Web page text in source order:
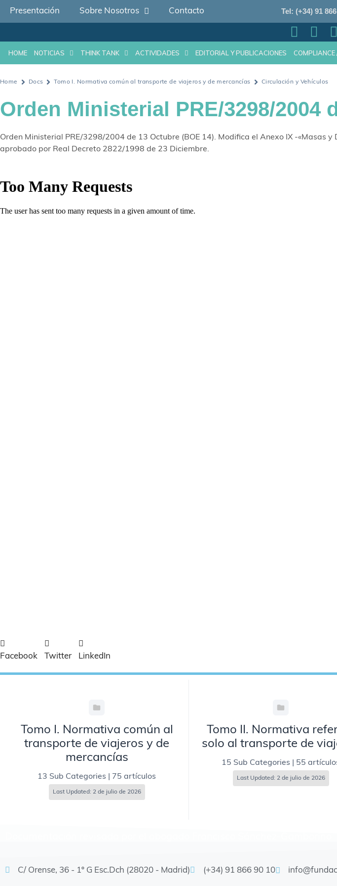
Presentación Sobre Nosotros Contacto Tel: (+34) 91
HOME NOTICIAS THINK TANK ACTIVIDADES EDITORIAL Y PUBLICACIONES
Home Docs Tomo I. Normativa común al transporte de viajeros y de mercancías Circulación y Vehículos
Orden Ministerial PRE/3298/2004
Orden Ministerial PRE/3298/2004 de 13 Octubre (BOE 14). Modifica el Anexo IX -«Masas y
aprobado por Real Decreto 2822/1998 de 23 Diciembre.
Facebook Twitter LinkedIn
Tomo I. Normativa común al
transporte de viajeros y de
mercancías
13 Sub Categories 75 artículos
Last Updated: 2 de julio de 2026
Tomo II. Normativa
solo al transporte de
15 Sub Categories 55
Last Updated: 2 de julio de 2026
C/ Orense, 36 - 1º G Esc.Dch (28020 - Madrid) (+34) 91 866 90 10